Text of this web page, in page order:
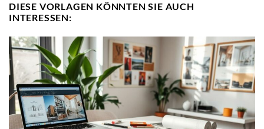
DIESE VORLAGEN KÖNNTEN SIE AUCH
INTERESSEN: